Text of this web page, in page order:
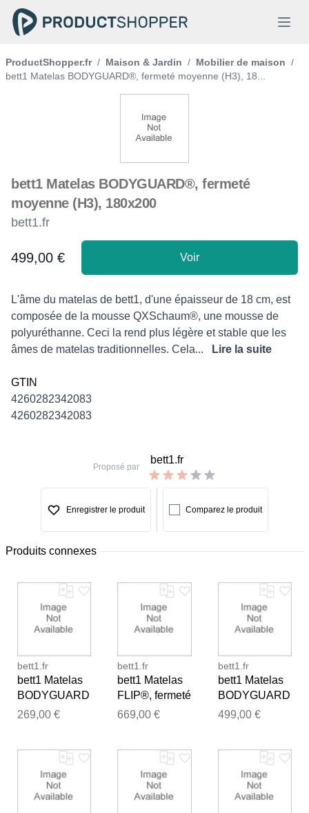
ProductShopper.fr / Maison & Jardin / Mobilier de maison /
bett1 Matelas BODYGUARD®, fermeté moyenne (H3), 18...
bett1 Matelas BODYGUARD®, fermeté
moyenne (H3), 180x200
bett1.fr
Product information
499,00 € Voir
Description
L'âme du matelas de bett1, d'une épaisseur de 18 cm, est
composée de la mousse QXSchaum®, une mousse de
polyuréthanne. Ceci la rend plus légère et stable que les
âmes de matelas traditionnelles. Cela...
Lire la suite
GTIN
4260282342083
4260282342083
Proposé par
bett1.fr
Enregistrer le produit Comparez le produit
Produits connexes
bett1.fr
bett1 Matelas
BODYGUARD
®, fermeté
269,00 €
bett1.fr
bett1 Matelas
FLIP®, fermeté
moyenne (H3),
669,00 €
bett1.fr
bett1 Matelas
BODYGUARD
®, fermeté
499,00 €